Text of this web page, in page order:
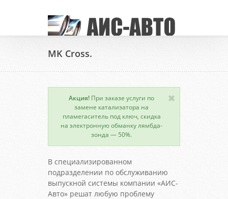
MK Cross.
Акция! При заказе услуги по
замене катализатора на
пламегаситель под ключ, скидка
на электронную обманку лямбда-
зонда — 50%.
В специализированном
подразделении по обслуживанию
выпускной системы компании «АИС-
Авто» решат любую проблему